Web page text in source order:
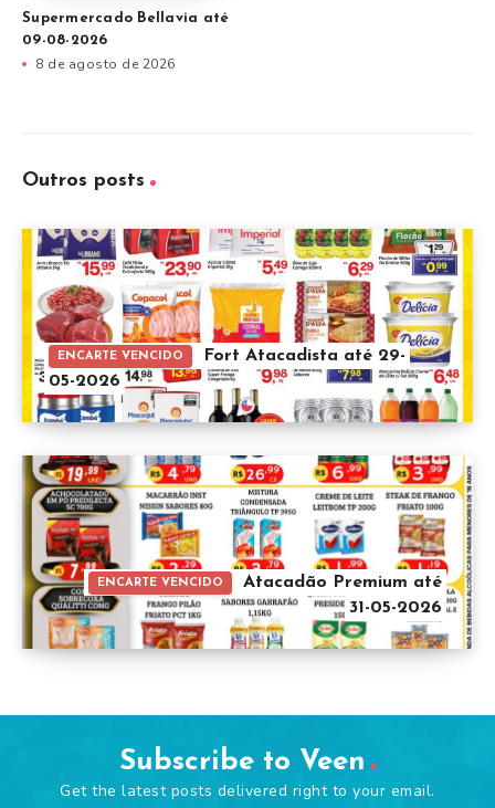
Supermercado Bellavia até
09-08-2026
8 de agosto de 2026
Outros posts
ENCARTE VENCIDO
Fort Atacadista até 29-
05-2026
ENCARTE VENCIDO
Atacadão Premium até
31-05-2026
Subscribe to Veen
Get the latest posts delivered right to your email.